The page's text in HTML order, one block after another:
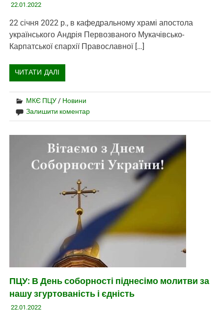
22.01.2022
22 січня 2022 р., в кафедральному храмі апостола
українського Андрія Первозваного Мукачівсько-
Карпатської єпархії Православної […]
ЧИТАТИ ДАЛІ
МКЄ ПЦУ / Новини
Залишити коментар
ПЦУ: В День соборності піднесімо молитви за
нашу згуртованість і єдність
22.01.2022